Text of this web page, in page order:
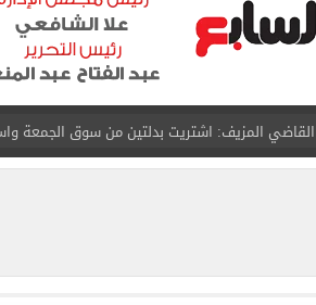
برشلونة يطرح تذاكر مواجهة الأهلي على كأس
قفزة أعادت الزمن الجميل.. رأسية وائل جمعة فى